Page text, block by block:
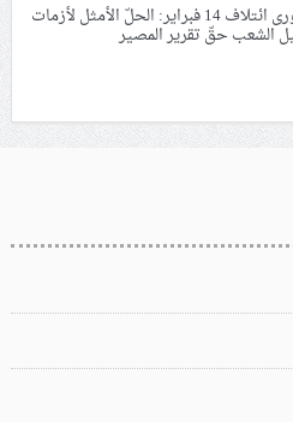
رئيس مجلس شورى ائتلاف 14 فبراير: الحلّ الأمثل لأزمات
الشعب حقّ تقرير المصير